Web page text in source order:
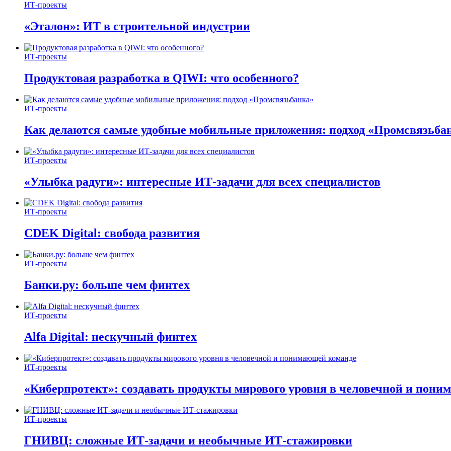
ИТ-проекты
«Эталон»: ИТ в строительной индустрии
ИТ-проекты
Продуктовая разработка в QIWI: что особенного?
ИТ-проекты
Как делаются самые удобные мобильные приложения: подход
ИТ-проекты
«Улыбка радуги»: интересные ИТ-задачи для всех специалистов
ИТ-проекты
CDEK Digital: свобода развития
ИТ-проекты
Банки.ру: больше чем финтех
ИТ-проекты
Alfa Digital: нескучный финтех
ИТ-проекты
«Киберпротект»: создавать продукты мирового уровня в человечной и
ИТ-проекты
ГНИВЦ: сложные ИТ‑задачи и необычные ИТ‑стажировки